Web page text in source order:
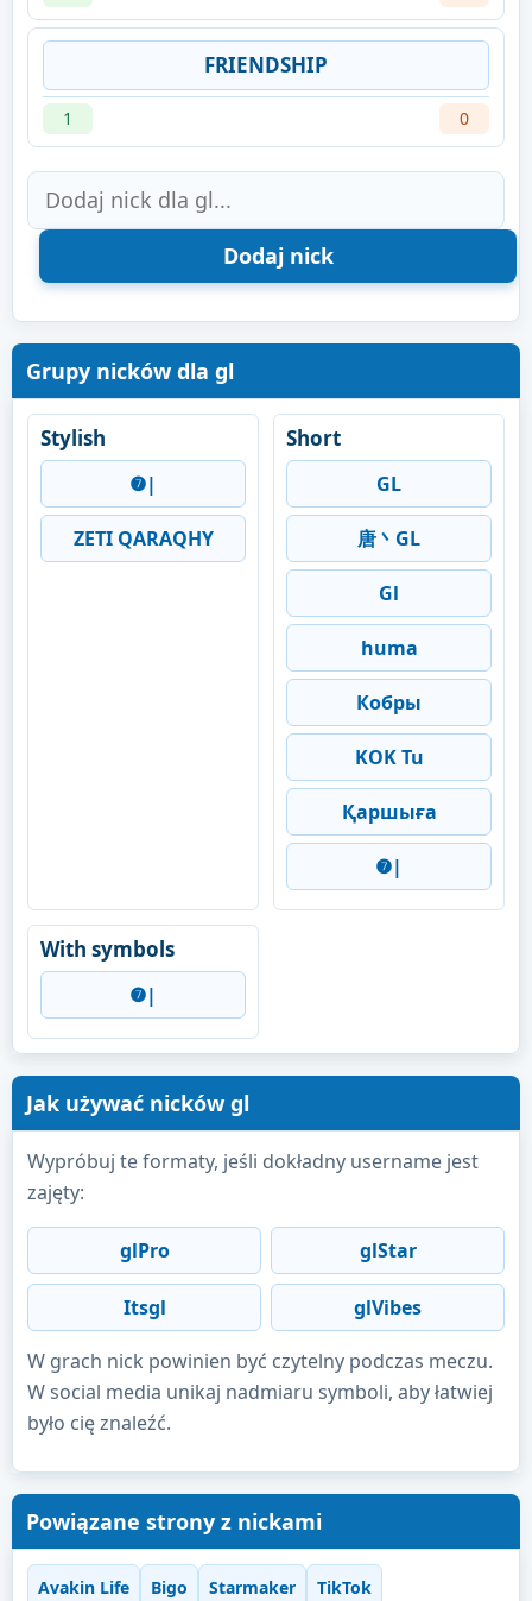
FRIENDSHIP
1 0
Grupy nicków dla gl
Stylish
❼|
ZETI QARAQHY
Short
GL
唐丶GL
Gl
huma
Кобры
KOK Tu
Қаршыға
❼|
With symbols
❼|
Jak używać nicków gl
Wypróbuj te formaty, jeśli dokładny username jest
zajęty:
glPro glStar
Itsgl glVibes
W grach nick powinien być czytelny podczas meczu.
W social media unikaj nadmiaru symboli, aby łatwiej
było cię znaleźć.
Powiązane strony z nickami
Avakin Life Bigo Starmaker TikTok